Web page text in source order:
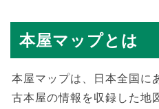
本屋マップとは
本屋マップは、日本全国に
古本屋の情報を収録した地